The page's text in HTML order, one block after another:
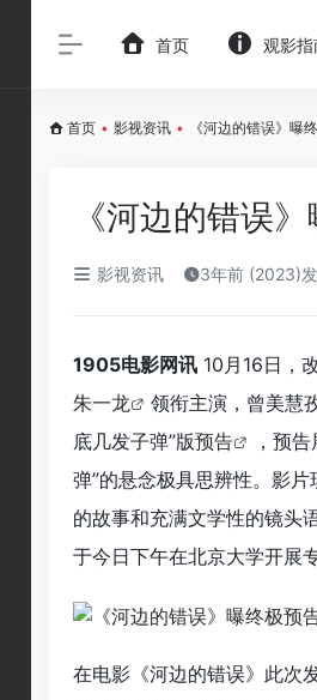
首页 观影指
首页 • 影视资讯 • 《河边的错误》曝
《河边的错误
影视资讯 3年前 (2023)
1905电影网讯 10月16日，
朱一龙
领衔主演，曾美慧
底几发子弹”版预告
，预
弹”的悬念极具思辨性。影
的故事和充满文学性的镜头
于今日下午在北京大学开展
在电影《河边的错误》此次